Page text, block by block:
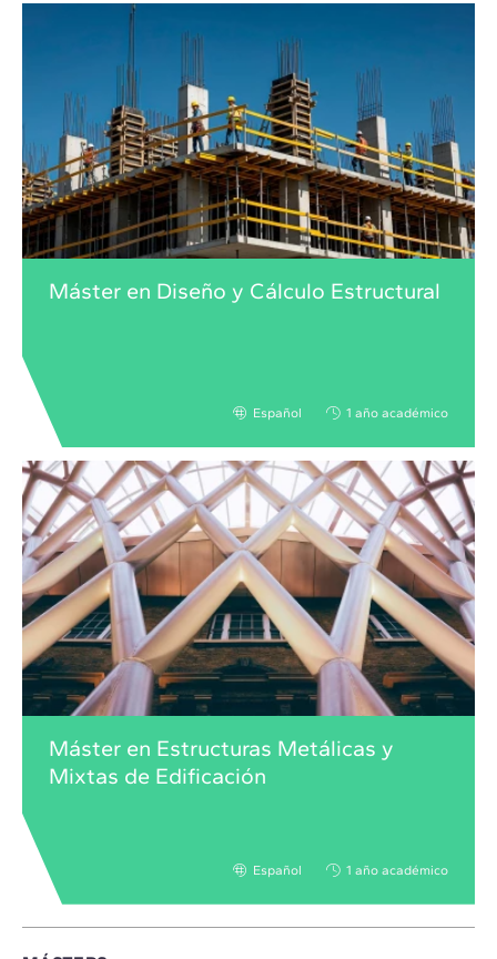
Máster en Diseño y Cálculo Estructural
Español 1 año académico
Máster en Estructuras Metálicas y
Mixtas de Edificación
Español 1 año académico